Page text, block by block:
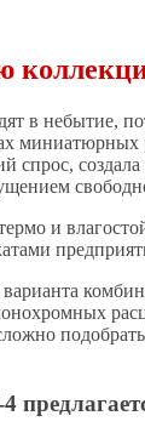
в небытие,
и
варианта